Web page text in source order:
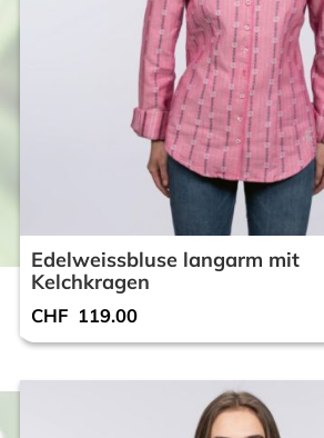
Edelweissbluse langarm mit
Kelchkragen
CHF 119.00